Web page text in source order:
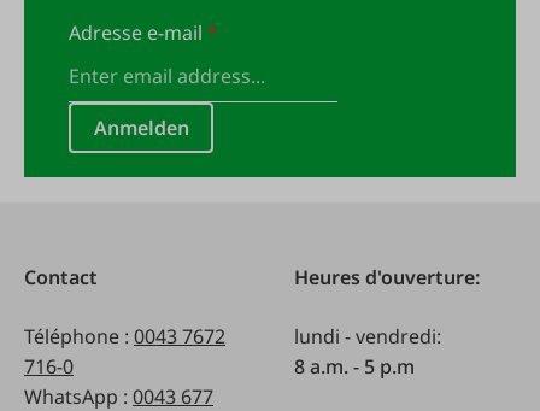
Adresse e-mail*
Anmelden
Contact
Téléphone : 0043 7672
716-0
WhatsApp : 0043 677
Heures d'ouverture:
lundi - vendredi:
8 a.m. - 5 p.m